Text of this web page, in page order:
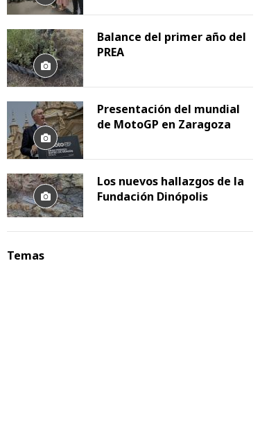
Balance del primer año del
PREA
Presentación del mundial
de MotoGP en Zaragoza
Los nuevos hallazgos de la
Fundación Dinópolis
Temas